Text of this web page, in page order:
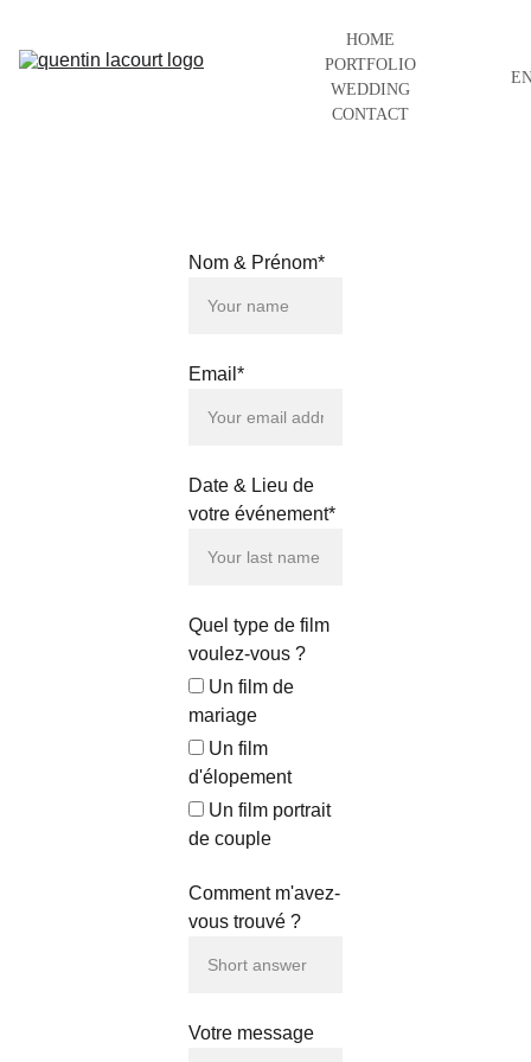
HOME
PORTFOLIO
WEDDING
CONTACT
Nom & Prénom*
Email*
Date & Lieu de
votre événement*
Quel type de film
voulez-vous ?
Un film de
mariage
Un film
d'élopement
Un film portrait
de couple
Comment m'avez-
vous trouvé ?
Votre message